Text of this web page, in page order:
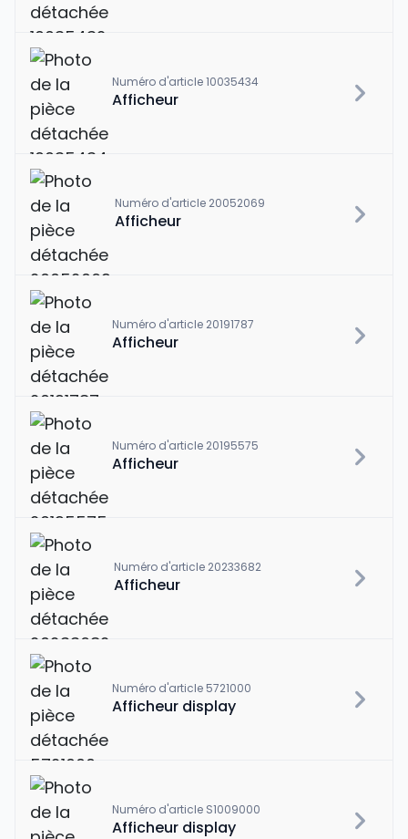
Numéro d'article 10035434
Afficheur
Numéro d'article 20052069
Afficheur
Numéro d'article 20191787
Afficheur
Numéro d'article 20195575
Afficheur
Numéro d'article 20233682
Afficheur
Numéro d'article 5721000
Afficheur display
Numéro d'article S1009000
Afficheur display